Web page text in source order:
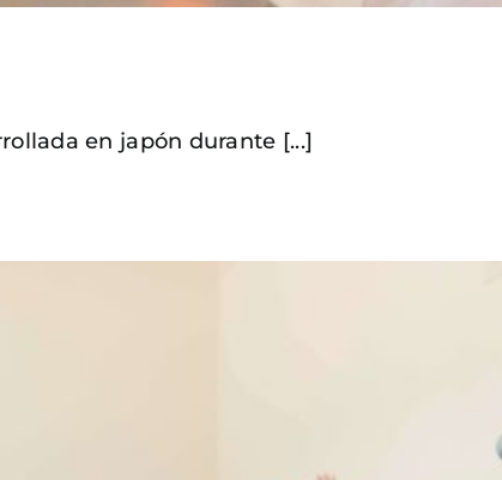
en japón durante [...]